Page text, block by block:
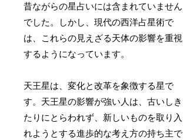
昔ながらの星占いには含まれていません
でした。しかし、現代の西洋占星術で
は、これらの見えざる天体の影響を重視
するようになっています。
天王星は、変化と改革を象徴する星で
す。天王星の影響が強い人は、古いしき
たりにとらわれず、新しいものを取り入
れようとする進歩的な考え方の持ち主で